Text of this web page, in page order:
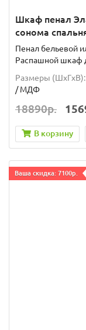
Шкаф пенал
сонома
Пенал бельевой
Распашной шкаф
Размеры (ШxГxВ):
/ МДФ
18890р.
В корзину
Ваша скидка: 7100р.